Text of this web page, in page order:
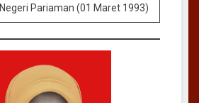
Negeri Pariaman (01 Maret 1993)